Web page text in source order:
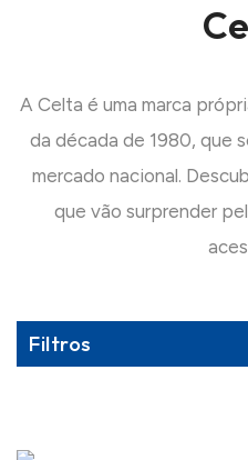
A Celta é uma marca
da década de 1980, que
mercado nacional.
que vão surprender
Filtros